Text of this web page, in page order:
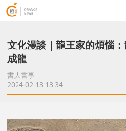
文化漫談｜龍王家的煩惱
成龍
書人書事
2024-02-13 13:34